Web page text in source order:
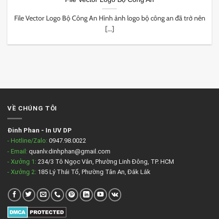
File Vector Logo Bộ Công An Hình ảnh logo bộ công an đã trở nên
[...]
VỀ CHÚNG TÔI
Đinh Phan - In UV DP
- Hotline/Zalo: 0947.98.0022
- Email: quanlv.dinhphan@gmail.com
- Xưởng 1: 234/3 Tô Ngọc Vân, Phường Linh Đông, TP. HCM
- Xưởng 2: 185 Lý Thái Tổ, Phường Tân An, Đắk Lắk